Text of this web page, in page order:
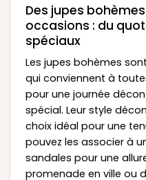
Des jupes
occasions : du
spéciaux
Les jupes bohèmes
qui conviennent à
pour une journée
spécial. Leur style
choix idéal pour une
pouvez les associer à
sandales pour une
promenade en ville ou